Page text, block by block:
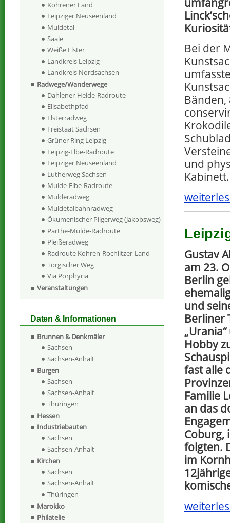
Bei der
und
Kabinett.
Gustav
am 23.
Berlin
und
Berliner
Hobby
fast alle
Familie
an das
Coburg,
folgten.
im
Kohrener Land
Leipziger Neuseenland
Muldetal
Saale
Weiße Elster
Landkreis Leipzig
Landkreis Nordsachsen
Radwege/Wanderwege
Dahlener-Heide-Radroute
Elisabethpfad
Elsterradweg
Freistaat Sachsen
Grüner Ring Leipzig
Leipzig-Elbe-Radroute
Leipziger Neuseenland
Lutherweg Sachsen
Mulde-Elbe-Radroute
Mulderadweg
Muldetalbahnradweg
Ökumenischer Pilgerweg (Jakobsweg)
Parthe-Mulde-Radroute
Pleißeradweg
Radroute Kohren-Rochlitzer-Land
Torgischer Weg
Via Porphyria
Veranstaltungen
Daten & Informationen
Brunnen & Denkmäler
Sachsen
Sachsen-Anhalt
Burgen
Sachsen
Sachsen-Anhalt
Thüringen
Hessen
Industriebauten
Sachsen
Sachsen-Anhalt
Kirchen
Sachsen
Sachsen-Anhalt
Thüringen
Marokko
Philatelie